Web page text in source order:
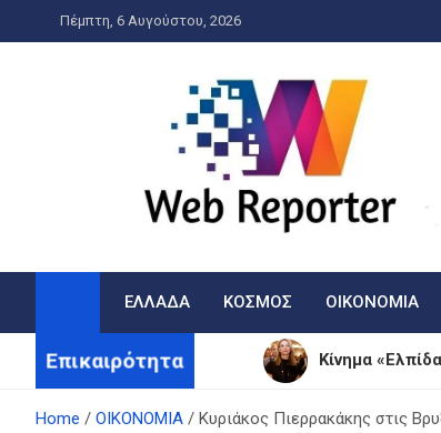
to
Πέμπτη, 6 Αυγούστου, 2026
WebReporter
ΕΛΛΑΔΑ ΚΟΣΜΟΣ ΟΙΚΟΝΟΜΙΑ
Επικαιρότητα Κίνημα
Συναγερμός
Home ΟΙΚΟΝΟΜΙΑ Κυριάκος Πιερρακάκης στις